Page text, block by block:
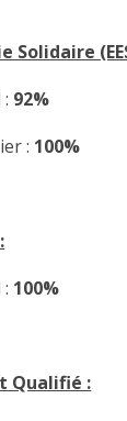
Solidaire
92%
: 100%
100%
Qualifié :